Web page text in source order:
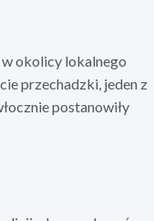
w okolicy lokalnego
przechadzki, jeden z
postanowiły